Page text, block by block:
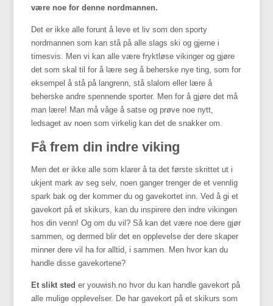
være noe for denne nordmannen.
Det er ikke alle forunt å leve et liv som den sporty
nordmannen som kan stå på alle slags ski og gjerne i
timesvis. Men vi kan alle være fryktløse vikinger og gjøre
det som skal til for å lære seg å beherske nye ting, som for
eksempel å stå på langrenn, stå slalom eller lære å
beherske andre spennende sporter. Men for å gjøre det må
man lære! Man må våge å satse og prøve noe nytt,
ledsaget av noen som virkelig kan det de snakker om.
Få frem din indre viking
Men det er ikke alle som klarer å ta det første skrittet ut i
ukjent mark av seg selv, noen ganger trenger de et vennlig
spark bak og der kommer du og gavekortet inn. Ved å gi et
gavekort på et skikurs, kan du inspirere den indre vikingen
hos din venn! Og om du vil? Så kan det være noe dere gjør
sammen, og dermed blir det en opplevelse der dere skaper
minner dere vil ha for alltid, i sammen. Men hvor kan du
handle disse gavekortene?
Et slikt sted er youwish.no hvor du kan handle gavekort på
alle mulige opplevelser. De har gavekort på et skikurs som